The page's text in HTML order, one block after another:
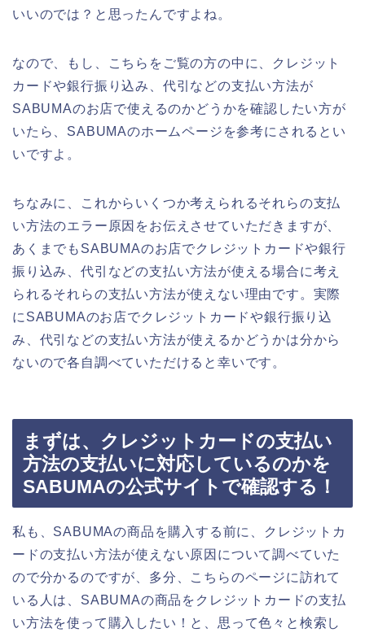
いいのでは？と思ったんですよね。
なので、もし、こちらをご覧の方の中に、クレジット
カードや銀行振り込み、代引などの支払い方法が
SABUMAのお店で使えるのかどうかを確認したい方が
いたら、SABUMAのホームページを参考にされるとい
いですよ。
ちなみに、これからいくつか考えられるそれらの支払
い方法のエラー原因をお伝えさせていただきますが、
あくまでもSABUMAのお店でクレジットカードや銀行
振り込み、代引などの支払い方法が使える場合に考え
られるそれらの支払い方法が使えない理由です。実際
にSABUMAのお店でクレジットカードや銀行振り込
み、代引などの支払い方法が使えるかどうかは分から
ないので各自調べていただけると幸いです。
まずは、クレジットカードの支払い
方法の支払いに対応しているのかを
SABUMAの公式サイトで確認する！
私も、SABUMAの商品を購入する前に、クレジットカ
ードの支払い方法が使えない原因について調べていた
ので分かるのですが、多分、こちらのページに訪れて
いる人は、SABUMAの商品をクレジットカードの支払
い方法を使って購入したい！と、思って色々と検索し